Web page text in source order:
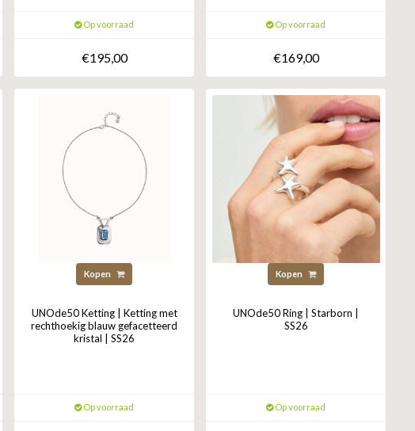
Op voorraad
€195,00
Op voorraad
€169,00
Kopen
UNOde50 Ketting | Ketting met
rechthoekig blauw gefacetteerd
kristal | SS26
Op voorraad
Kopen
UNOde50 Ring | Starborn |
SS26
Op voorraad